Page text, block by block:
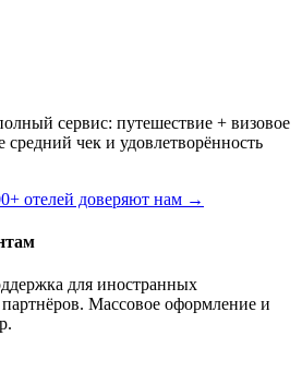
сервис: путешествие + визовое
средний чек и удовлетворённость
отелей доверяют нам →
для иностранных
Массовое оформление и